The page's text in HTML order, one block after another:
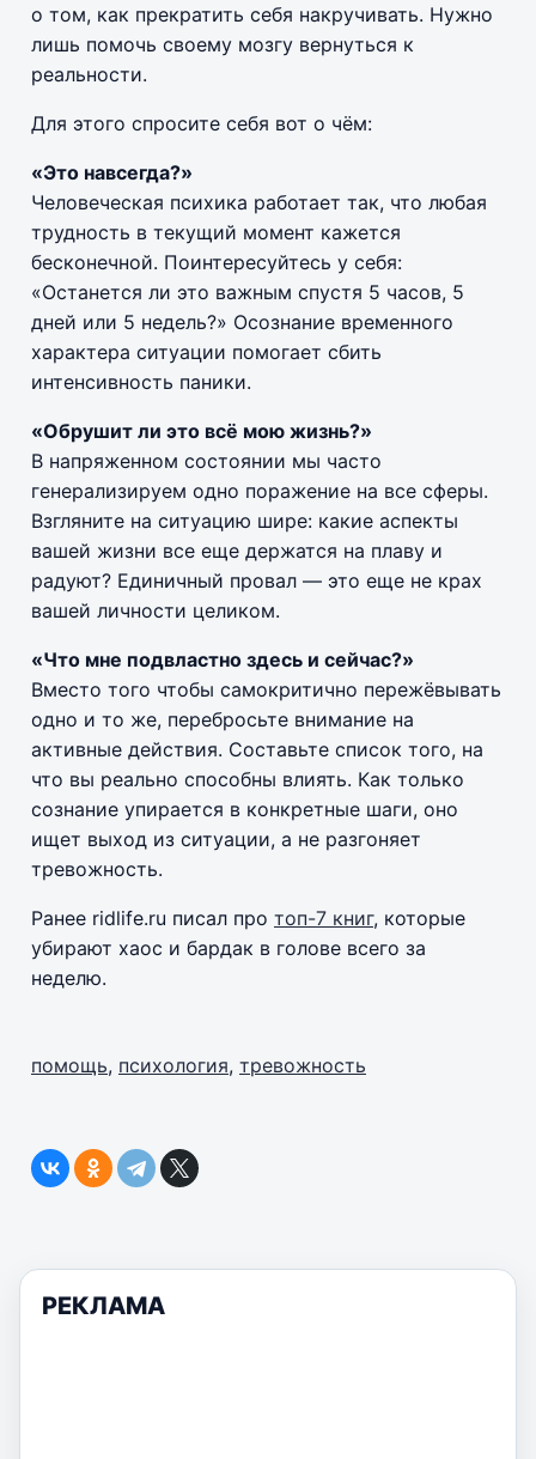
о том, как прекратить себя накручивать. Нужно
лишь помочь своему мозгу вернуться к
реальности.
Для этого спросите себя вот о чём:
«Это навсегда?»
Человеческая психика работает так, что любая
трудность в текущий момент кажется
бесконечной. Поинтересуйтесь у себя:
«Останется ли это важным спустя 5 часов, 5
дней или 5 недель?» Осознание временного
характера ситуации помогает сбить
интенсивность паники.
«Обрушит ли это всё мою жизнь?»
В напряженном состоянии мы часто
генерализируем одно поражение на все сферы.
Взгляните на ситуацию шире: какие аспекты
вашей жизни все еще держатся на плаву и
радуют? Единичный провал — это еще не крах
вашей личности целиком.
«Что мне подвластно здесь и сейчас?»
Вместо того чтобы самокритично пережёвывать
одно и то же, перебросьте внимание на
активные действия. Составьте список того, на
что вы реально способны влиять. Как только
сознание упирается в конкретные шаги, оно
ищет выход из ситуации, а не разгоняет
тревожность.
Ранее ridlife.ru писал про топ-7 книг, которые
убирают хаос и бардак в голове всего за
неделю.
помощь, психология, тревожность
РЕКЛАМА